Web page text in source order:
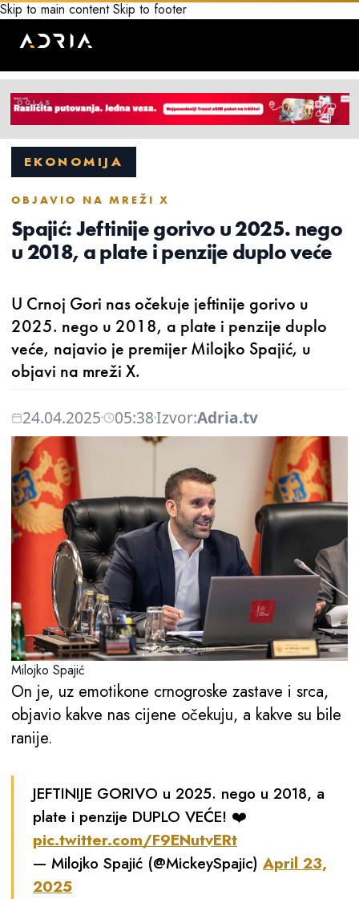
Skip to main content Skip to footer
EKONOMIJA
OBJAVIO NA MREŽI X
Spajić: Jeftinije gorivo u 2025. nego
u 2018, a plate i penzije duplo veće
U Crnoj Gori nas očekuje jeftinije gorivo u
2025. nego u 2018, a plate i penzije duplo
veće, najavio je premijer Milojko Spajić, u
objavi na mreži X.
24.04.2025 05:38Izvor:Adria.tv
Milojko Spajić
On je, uz emotikone crnogroske zastave i srca,
objavio kakve nas cijene očekuju, a kakve su bile
ranije.
JEFTINIJE GORIVO u 2025. nego u 2018, a
plate i penzije DUPLO VEĆE! ❤️
pic.twitter.com/F9ENutvERt
— Milojko Spajić (@MickeySpajic) April 23,
2025